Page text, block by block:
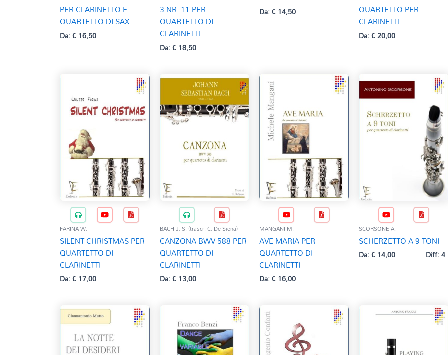
PER CLARINETTO E
QUARTETTO DI SAX
Da:€16,50
3 NR. 11 PER
QUARTETTO DI
CLARINETTI
Da:€18,50
Da:€14,50
QUARTETTO PER
CLARINETTI
Da:€20,00
FARINA W.
SILENT CHRISTMAS PER
QUARTETTO DI
CLARINETTI
Da:€17,00
BACH J. S. (trascr. C. De Siena)
CANZONA BWV 588 PER
QUARTETTO DI
CLARINETTI
Da:€13,00
MANGANI M.
AVE MARIA PER
QUARTETTO DI
CLARINETTI
Da:€16,00
SCORSONE A.
SCHERZETTO A 9 TONI
Da:€14,00 Diff: 4